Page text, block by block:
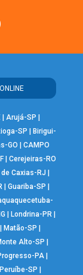
| Arujá-SP
SP
Birigui-
GO |CAMPO
| Cerejeiras-RO
de Caxias-RJ
|Guariba-SP
Londrina-PR
Matão-SP
Alto-SP
PA
Peruíbe-SP